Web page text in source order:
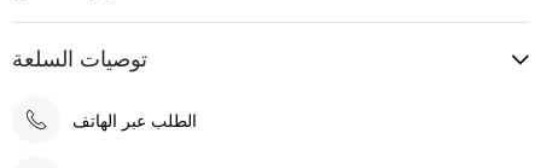
توصيات السلعة
الطلب عبر الهاتف